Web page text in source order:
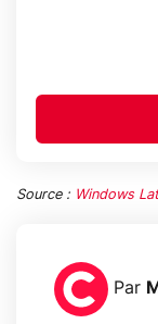
Source : Windows
Par